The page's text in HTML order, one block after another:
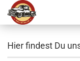
Hier findest Du